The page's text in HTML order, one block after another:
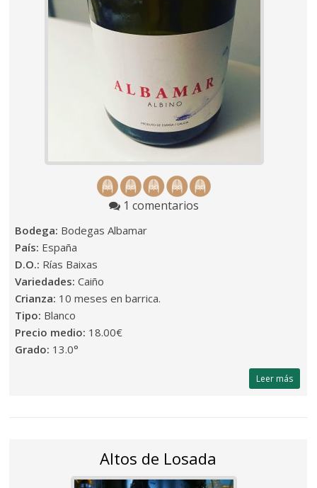
1 comentarios
Bodega: Bodegas Albamar
País: España
D.O.: Rías Baixas
Variedades:Caiño
Crianza: 10 meses en barrica.
Tipo: Blanco
Precio medio: 18.00€
Grado: 13.0°
Leer más
Altos de Losada